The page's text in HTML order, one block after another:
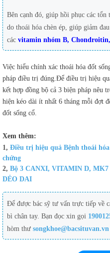
Bên cạnh đó, giúp hồi phục các
do thoái hóa chèn ép, giúp giảm
các vitamin nhóm B,
Việc hiểu chính xác thoái hóa đốt
pháp điều trị đúng.Để điều trị hiệu
kết hợp đồng bộ cả 3 biện pháp nêu
hiện kéo dài ít nhất 6 tháng mỗi đợt
đốt sống cổ.
Xem thêm:
1, Điều trị hiệu quả Bệnh thoái
chứng
2, Bộ 3 CANXI, VITAMIN D,
DẺO DAI
Để được bác sỹ tư vấn trực tiếp về
bì chân tay. Bạn đọc xin gọi
hòm thư songkhoe@bacsituvan.vn